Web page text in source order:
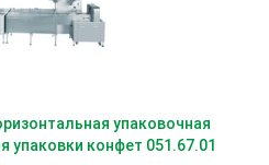
упаковочная
конфет 051.67.01